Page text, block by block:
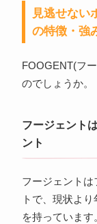
見逃せない
の特徴・強
FOOGENT(フ
のでしょうか。
フージェント
ント
フージェント
トで、現状よ
を持っていま